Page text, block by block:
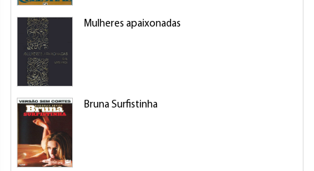
Mulheres apaixonadas
Bruna Surfistinha